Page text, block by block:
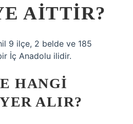
AITTIR?
9 ilçe, 2 belde ve 185
İç Anadolu ilidir.
HANGI
ALIR?